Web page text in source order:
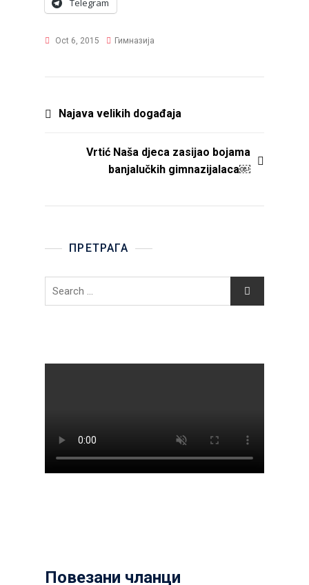
Telegram
Oct 6, 2015 Гимназија
PostNajava velikih događaja
Vrtić Naša djeca zasijao bojama
banjalučkih gimnazijalaca￼
ПРЕТРАГА
Search
Повезани чланци